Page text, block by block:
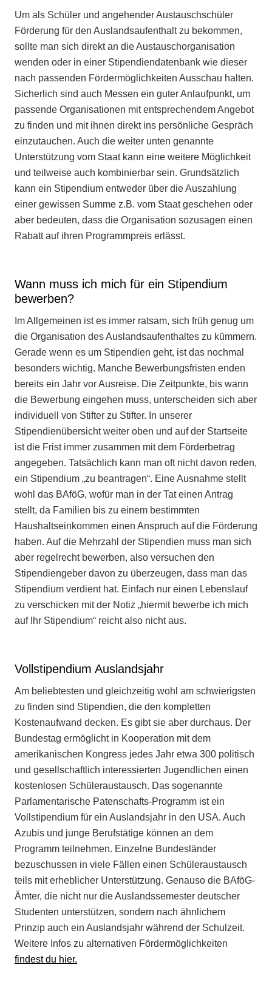
Um als Schüler und angehender Austauschschüler
Förderung für den Auslandsaufenthalt zu bekommen,
sollte man sich direkt an die Austauschorganisation
wenden oder in einer Stipendiendatenbank wie dieser
nach passenden Fördermöglichkeiten Ausschau halten.
Sicherlich sind auch Messen ein guter Anlaufpunkt, um
passende Organisationen mit entsprechendem Angebot
zu finden und mit ihnen direkt ins persönliche Gespräch
einzutauchen. Auch die weiter unten genannte
Unterstützung vom Staat kann eine weitere Möglichkeit
und teilweise auch kombinierbar sein. Grundsätzlich
kann ein Stipendium entweder über die Auszahlung
einer gewissen Summe z.B. vom Staat geschehen oder
aber bedeuten, dass die Organisation sozusagen einen
Rabatt auf ihren Programmpreis erlässt.
Wann muss ich mich für ein Stipendium
bewerben?
Im Allgemeinen ist es immer ratsam, sich früh genug um
die Organisation des Auslandsaufenthaltes zu kümmern.
Gerade wenn es um Stipendien geht, ist das nochmal
besonders wichtig. Manche Bewerbungsfristen enden
bereits ein Jahr vor Ausreise. Die Zeitpunkte, bis wann
die Bewerbung eingehen muss, unterscheiden sich aber
individuell von Stifter zu Stifter. In unserer
Stipendienübersicht weiter oben und auf der Startseite
ist die Frist immer zusammen mit dem Förderbetrag
angegeben. Tatsächlich kann man oft nicht davon reden,
ein Stipendium „zu beantragen“. Eine Ausnahme stellt
wohl das BAföG, wofür man in der Tat einen Antrag
stellt, da Familien bis zu einem bestimmten
Haushaltseinkommen einen Anspruch auf die Förderung
haben. Auf die Mehrzahl der Stipendien muss man sich
aber regelrecht bewerben, also versuchen den
Stipendiengeber davon zu überzeugen, dass man das
Stipendium verdient hat. Einfach nur einen Lebenslauf
zu verschicken mit der Notiz „hiermit bewerbe ich mich
auf Ihr Stipendium“ reicht also nicht aus.
Vollstipendium Auslandsjahr
Am beliebtesten und gleichzeitig wohl am schwierigsten
zu finden sind Stipendien, die den kompletten
Kostenaufwand decken. Es gibt sie aber durchaus. Der
Bundestag ermöglicht in Kooperation mit dem
amerikanischen Kongress jedes Jahr etwa 300 politisch
und gesellschaftlich interessierten Jugendlichen einen
kostenlosen Schüleraustausch. Das sogenannte
Parlamentarische Patenschafts-Programm ist ein
Vollstipendium für ein Auslandsjahr in den USA. Auch
Azubis und junge Berufstätige können an dem
Programm teilnehmen. Einzelne Bundesländer
bezuschussen in viele Fällen einen Schüleraustausch
teils mit erheblicher Unterstützung. Genauso die BAföG-
Ämter, die nicht nur die Auslandssemester deutscher
Studenten unterstützen, sondern nach ähnlichem
Prinzip auch ein Auslandsjahr während der Schulzeit.
Weitere Infos zu alternativen Fördermöglichkeiten
findest du hier.